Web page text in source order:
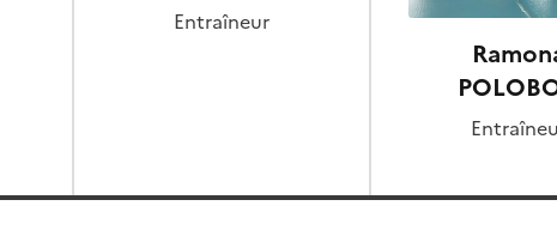
Entraîneur